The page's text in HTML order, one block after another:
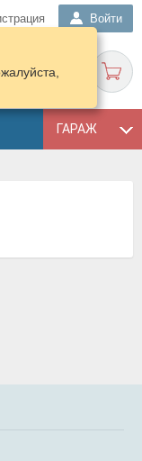
Войти
ГАРАЖ